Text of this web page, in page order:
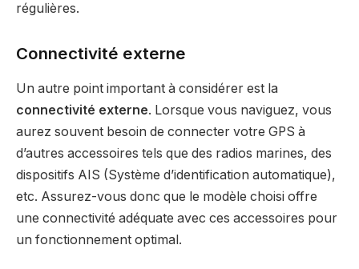
régulières.
Connectivité externe
Un autre point important à considérer est la
connectivité externe. Lorsque vous naviguez, vous
aurez souvent besoin de connecter votre GPS à
d’autres accessoires tels que des radios marines, des
dispositifs AIS (Système d’identification automatique),
etc. Assurez-vous donc que le modèle choisi offre
une connectivité adéquate avec ces accessoires pour
un fonctionnement optimal.